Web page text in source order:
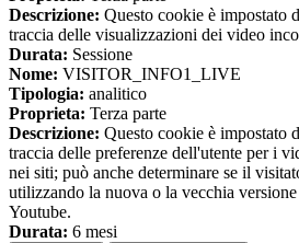
Descrizione: Questo cookie è impostato
traccia delle visualizzazioni dei video
Durata: Sessione
Nome: VISITOR_INFO1_LIVE
Tipologia: analitico
Proprieta: Terza parte
Descrizione: Questo cookie è impostato
traccia delle preferenze dell'utente per i
nei siti; può anche determinare se il
utilizzando la nuova o la vecchia
Youtube.
Durata: 6 mesi